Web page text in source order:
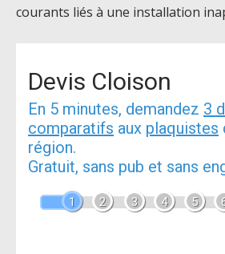
courants liés à une installation
Devis Cloison
En 5 minutes, demandez 3
comparatifs aux plaquistes
région.
Gratuit, sans pub et sans
1 2 3 4 5